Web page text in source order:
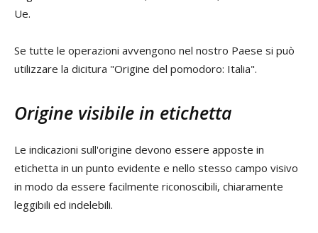
Ue.
Se tutte le operazioni avvengono nel nostro Paese si può
utilizzare la dicitura "Origine del pomodoro: Italia".
Origine visibile in etichetta
Le indicazioni sull'origine devono essere apposte in
etichetta in un punto evidente e nello stesso campo visivo
in modo da essere facilmente riconoscibili, chiaramente
leggibili ed indelebili.​